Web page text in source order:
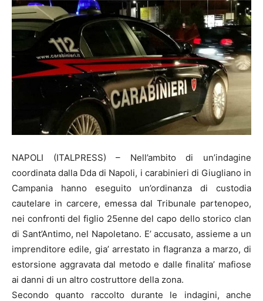
NAPOLI (ITALPRESS) – Nell’ambito di un’indagine
coordinata dalla Dda di Napoli, i carabinieri di Giugliano in
Campania hanno eseguito un’ordinanza di custodia
cautelare in carcere, emessa dal Tribunale partenopeo,
nei confronti del figlio 25enne del capo dello storico clan
di Sant’Antimo, nel Napoletano. E’ accusato, assieme a un
imprenditore edile, gia’ arrestato in flagranza a marzo, di
estorsione aggravata dal metodo e dalle finalita’ mafiose
ai danni di un altro costruttore della zona.
Secondo quanto raccolto durante le indagini, anche